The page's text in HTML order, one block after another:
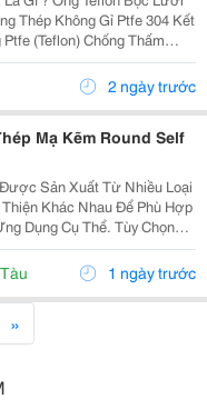
Ống Mềm Ptfe Kết Nối
Ptfe Kết Nối Ren
Thép Không Gỉ Ptfe 304 Kết
(Teflon) Chống Thấm
Bện Bằng Thép Không Gỉ
Chịu Áp Lực Và...2 ngày trước
Mạ Kẽm Round Self
Sản Xuất Từ Nhiều Loại
Khác Nhau Để Phù Hợp
Dụng Cụ Thể. Tùy Chọn
Biến Bao Gồm Thép Nhẹ
Gỉ (Stainless Steel),...
1 ngày trước
»